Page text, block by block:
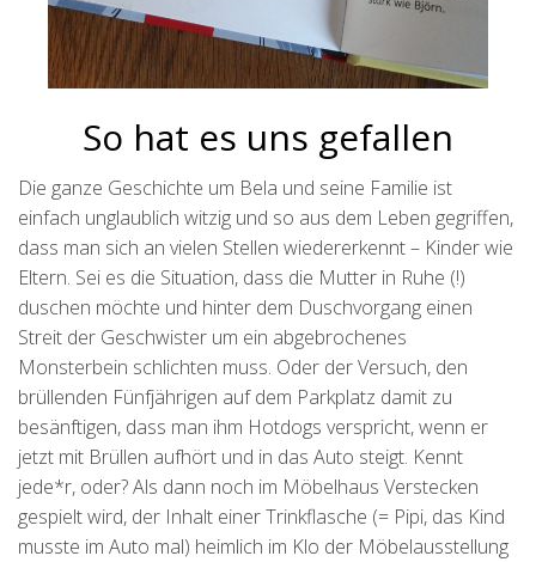
So hat es uns gefallen
Die ganze Geschichte um Bela und seine Familie ist
einfach unglaublich witzig und so aus dem Leben gegriffen,
dass man sich an vielen Stellen wiedererkennt – Kinder wie
Eltern. Sei es die Situation, dass die Mutter in Ruhe (!)
duschen möchte und hinter dem Duschvorgang einen
Streit der Geschwister um ein abgebrochenes
Monsterbein schlichten muss. Oder der Versuch, den
brüllenden Fünfjährigen auf dem Parkplatz damit zu
besänftigen, dass man ihm Hotdogs verspricht, wenn er
jetzt mit Brüllen aufhört und in das Auto steigt. Kennt
jede*r, oder? Als dann noch im Möbelhaus Verstecken
gespielt wird, der Inhalt einer Trinkflasche (= Pipi, das Kind
musste im Auto mal) heimlich im Klo der Möbelausstellung